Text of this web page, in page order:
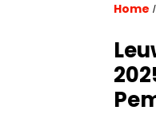
Home /